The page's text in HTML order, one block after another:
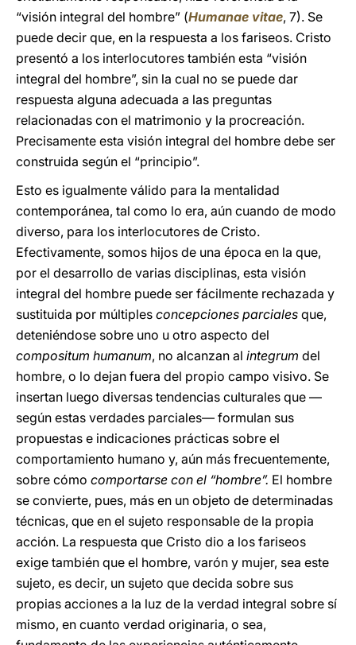
“visión integral del hombre” (Humanae vitae, 7). Se
puede decir que, en la respuesta a los fariseos. Cristo
presentó a los interlocutores también esta “visión
integral del hombre”, sin la cual no se puede dar
respuesta alguna adecuada a las preguntas
relacionadas con el matrimonio y la procreación.
Precisamente esta visión integral del hombre debe ser
construida según el “principio”.
Esto es igualmente válido para la mentalidad
contemporánea, tal como lo era, aún cuando de modo
diverso, para los interlocutores de Cristo.
Efectivamente, somos hijos de una época en la que,
por el desarrollo de varias disciplinas, esta visión
integral del hombre puede ser fácilmente rechazada y
sustituida por múltiples concepciones parciales que,
deteniéndose sobre uno u otro aspecto del
compositum humanum, no alcanzan al integrum del
hombre, o lo dejan fuera del propio campo visivo. Se
insertan luego diversas tendencias culturales que —
según estas verdades parciales— formulan sus
propuestas e indicaciones prácticas sobre el
comportamiento humano y, aún más frecuentemente,
sobre cómo comportarse con el “hombre”. El hombre
se convierte, pues, más en un objeto de determinadas
técnicas, que en el sujeto responsable de la propia
acción. La respuesta que Cristo dio a los fariseos
exige también que el hombre, varón y mujer, sea este
sujeto, es decir, un sujeto que decida sobre sus
propias acciones a la luz de la verdad integral sobre sí
mismo, en cuanto verdad originaria, o sea,